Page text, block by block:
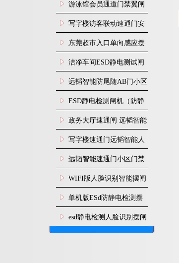
闸机
游泳馆会员通道门禁翼闸
写字楼访客联动速通门安
装
东莞超市入口单向感应摆
闸安装
洁净车间ESD静电测试闸
机
远韬智能防尾随AB门小区
门禁闸机安装
​ESD静电检测闸机（防静
电门禁通道系统）
政务大厅速通闸 远韬智能
防尾随静音速通门
写字楼速通门远韬智能人
脸识别快速通道闸
远韬智能速通门小区门禁
闸机食堂消费摆闸
WIFI版人脸识别智能摆闸
机
单机版ESd防静电检测摆
闸机
esd静电检测人脸识别摆闸
安装